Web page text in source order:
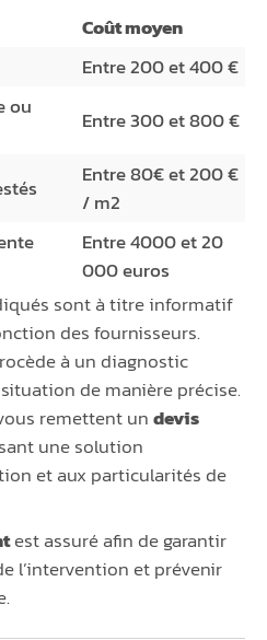
Coût moyen
Entre 200 et 400 €
ou
Entre 300 et 800 €
Entre 80€ et 200 €
/ m2
Entre 4000 et 20
000 euros
sont à titre informatif
des fournisseurs.
à un diagnostic
de manière précise.
remettent undevis
une solution
et aux particularités de
est assuré afin de garantir
l’intervention et prévenir